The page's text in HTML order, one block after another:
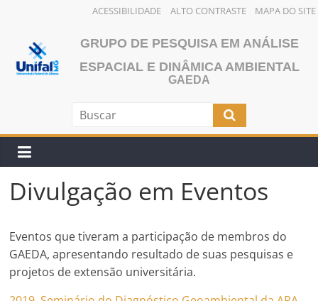
ACESSIBILIDADE ALTO CONTRASTE MAPA DO SITE
GRUPO DE PESQUISA EM ANÁLISE
ESPACIAL E DINÂMICA AMBIENTAL
GAEDA
Divulgação em Eventos
Eventos que tiveram a participação de membros do
GAEDA, apresentando resultado de suas pesquisas e
projetos de extensão universitária.